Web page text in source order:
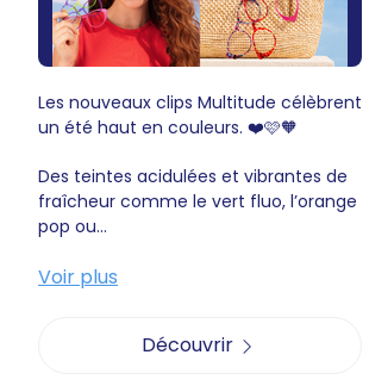
Les nouveaux clips Multitude célèbrent
un été haut en couleurs. ❤️🩷🧡
Des teintes acidulées et vibrantes de
fraîcheur comme le vert fluo, l’orange
pop ou...
Voir plus
Découvrir